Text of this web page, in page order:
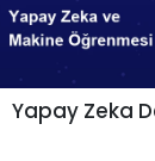
Yapay Zeka